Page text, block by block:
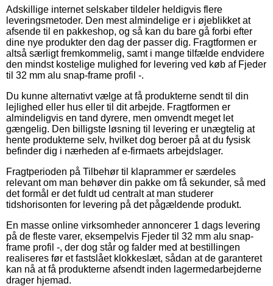
Adskillige internet selskaber tildeler heldigvis flere
leveringsmetoder. Den mest almindelige er i øjeblikket at
afsende til en pakkeshop, og så kan du bare gå forbi efter
dine nye produkter den dag der passer dig. Fragtformen er
altså særligt fremkommelig, samt i mange tilfælde endvidere
den mindst kostelige mulighed for levering ved køb af Fjeder
til 32 mm alu snap-frame profil -.
Du kunne alternativt vælge at få produkterne sendt til din
lejlighed eller hus eller til dit arbejde. Fragtformen er
almindeligvis en tand dyrere, men omvendt meget let
gængelig. Den billigste løsning til levering er unægtelig at
hente produkterne selv, hvilket dog beroer på at du fysisk
befinder dig i nærheden af e-firmaets arbejdslager.
Fragtperioden på Tilbehør til klaprammer er særdeles
relevant om man behøver din pakke om få sekunder, så med
det formål er det fuldt ud centralt at man studerer
tidshorisonten for levering på det pågældende produkt.
En masse online virksomheder annoncerer 1 dags levering
på de fleste varer, eksempelvis Fjeder til 32 mm alu snap-
frame profil -, der dog står og falder med at bestillingen
realiseres før et fastslået klokkeslæt, sådan at de garanteret
kan nå at få produkterne afsendt inden lagermedarbejderne
drager hjemad.